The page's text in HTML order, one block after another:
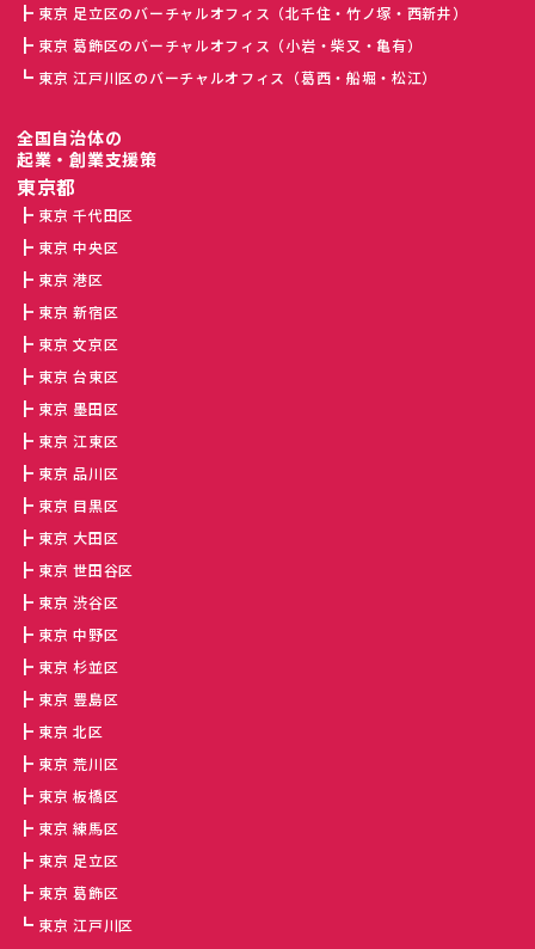
東京 足立区のバーチャルオフィス（北千住・竹ノ塚・西新井）
東京 葛飾区のバーチャルオフィス（小岩・柴又・亀有）
東京 江戸川区のバーチャルオフィス（葛西・船堀・松江）
全国自治体の
起業・創業支援策
東京都
東京 千代田区
東京 中央区
東京 港区
東京 新宿区
東京 文京区
東京 台東区
東京 墨田区
東京 江東区
東京 品川区
東京 目黒区
東京 大田区
東京 世田谷区
東京 渋谷区
東京 中野区
東京 杉並区
東京 豊島区
東京 北区
東京 荒川区
東京 板橋区
東京 練馬区
東京 足立区
東京 葛飾区
東京 江戸川区